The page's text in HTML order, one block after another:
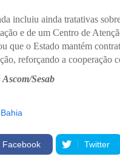
incluiu ainda tratativas
e de um Centro de
que o Estado mantém
reforçando a cooperação
Sesab
Bahia
Facebook Twitter